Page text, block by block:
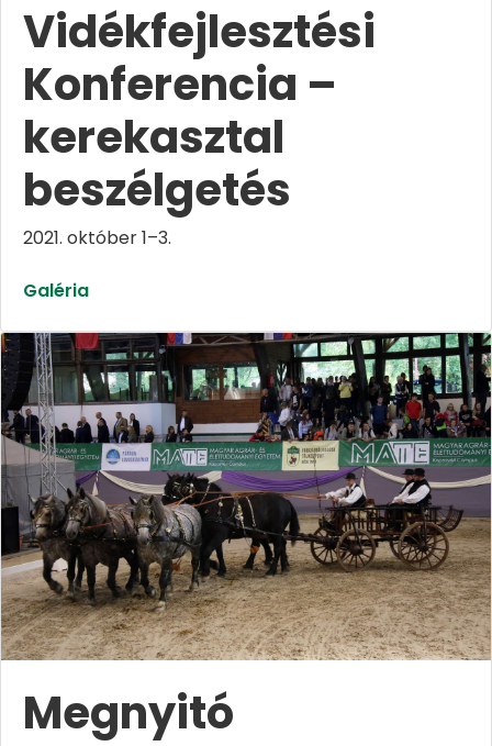
Vidékfejlesztési
Konferencia –
kerekasztal
beszélgetés
2021. október 1–3.
Galéria
Megnyitó